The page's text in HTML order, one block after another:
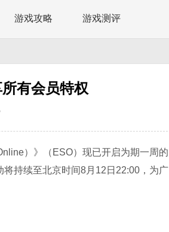
游戏攻略 游戏测评
有会员特权
）》（ESO）现已开启为期一周的
持续至北京时间8月12日22:00，为广